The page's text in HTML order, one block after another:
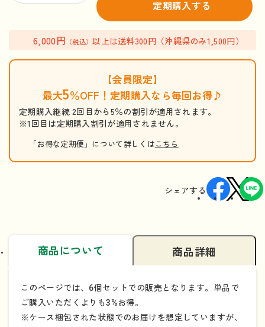
定期購入する
6,000円 （税込）以上は送料300円（沖縄県のみ1,500円）
【会員限定】
最大5％OFF！定期購入なら毎回お得♪
定期購入継続 2回目から5％の割引が適用されます。
※1回目は定期購入割引が適用されません。
「お得な定期便」について詳しくはこちら
シェアする
商品について 商品詳細
このページでは、6個セットでの販売となります。単品で
ご購入いただくよりも3%お得。
※ケース梱包された状態でのお届けを想定していますが、